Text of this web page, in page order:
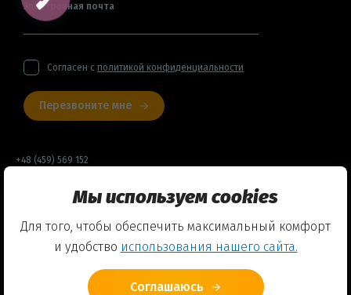
Электронная почта
Согласен с политикой конфиденциальности
Перезвоните мне
+48 (459) 569 152
Договор оферты
Политика конфиденциальности
Мы используем cookies
Для того, чтобы обеспечить максимальный комфорт
и удобство использования нашего сайта.
Соглашаюсь